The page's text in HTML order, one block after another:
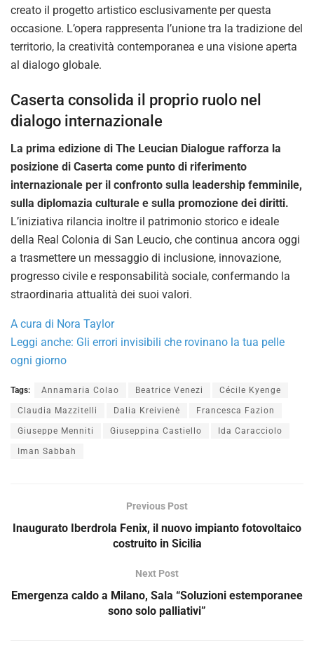
creato il progetto artistico esclusivamente per questa
occasione. L’opera rappresenta l’unione tra la tradizione del
territorio, la creatività contemporanea e una visione aperta
al dialogo globale.
Caserta consolida il proprio ruolo nel
dialogo internazionale
La prima edizione di The Leucian Dialogue rafforza la
posizione di Caserta come punto di riferimento
internazionale per il confronto sulla leadership femminile,
sulla diplomazia culturale e sulla promozione dei diritti.
L’iniziativa rilancia inoltre il patrimonio storico e ideale
della Real Colonia di San Leucio, che continua ancora oggi
a trasmettere un messaggio di inclusione, innovazione,
progresso civile e responsabilità sociale, confermando la
straordinaria attualità dei suoi valori.
A cura di Nora Taylor
Leggi anche: Gli errori invisibili che rovinano la tua pelle
ogni giorno
Tags: Annamaria Colao Beatrice Venezi Cécile Kyenge
Claudia Mazzitelli Dalia Kreivienė Francesca Fazion
Giuseppe Menniti Giuseppina Castiello Ida Caracciolo
Iman Sabbah
Previous Post
Inaugurato Iberdrola Fenix, il nuovo impianto fotovoltaico
costruito in Sicilia
Next Post
Emergenza caldo a Milano, Sala “Soluzioni estemporanee
sono solo palliativi”